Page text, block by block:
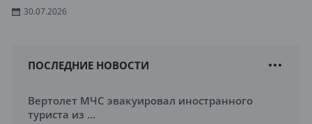
30.07.2026
ПОСЛЕДНИЕ НОВОСТИ
Вертолет МЧС эвакуировал иностранного
туриста из ...